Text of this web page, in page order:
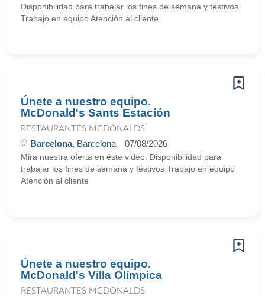
Disponibilidad para trabajar los fines de semana y festivos
Trabajo en equipo Atención al cliente
Únete a nuestro equipo.
McDonald's Sants Estación
RESTAURANTES MCDONALDS
Barcelona, Barcelona 07/08/2026
Mira nuestra oferta en éste video: Disponibilidad para
trabajar los fines de semana y festivos Trabajo en equipo
Atención al cliente
Únete a nuestro equipo.
McDonald's Villa Olímpica
RESTAURANTES MCDONALDS